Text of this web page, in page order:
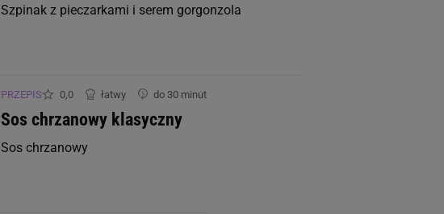
Szpinak z pieczarkami i serem gorgonzola
PRZEPIS 0,0 łatwy do 30 minut
Sos chrzanowy klasyczny
Sos chrzanowy